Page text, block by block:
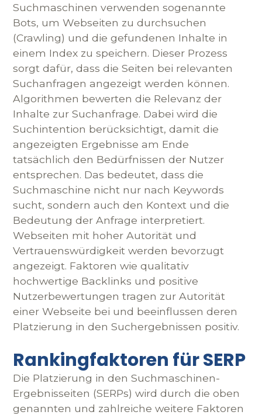
Suchmaschinen verwenden sogenannte
Bots, um Webseiten zu durchsuchen
(Crawling) und die gefundenen Inhalte in
einem Index zu speichern. Dieser Prozess
sorgt dafür, dass die Seiten bei relevanten
Suchanfragen angezeigt werden können.
Algorithmen bewerten die Relevanz der
Inhalte zur Suchanfrage. Dabei wird die
Suchintention berücksichtigt, damit die
angezeigten Ergebnisse am Ende
tatsächlich den Bedürfnissen der Nutzer
entsprechen. Das bedeutet, dass die
Suchmaschine nicht nur nach Keywords
sucht, sondern auch den Kontext und die
Bedeutung der Anfrage interpretiert.
Webseiten mit hoher Autorität und
Vertrauenswürdigkeit werden bevorzugt
angezeigt. Faktoren wie qualitativ
hochwertige Backlinks und positive
Nutzerbewertungen tragen zur Autorität
einer Webseite bei und beeinflussen deren
Platzierung in den Suchergebnissen positiv.
Rankingfaktoren für SERP
Die Platzierung in den Suchmaschinen-
Ergebnisseiten (SERPs) wird durch die oben
genannten und zahlreiche weitere Faktoren